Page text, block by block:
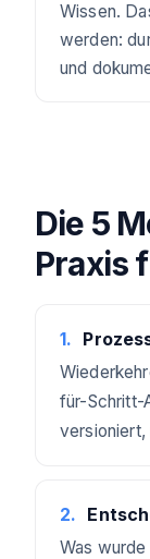
Wissen.
werden:
und
Die 5
Praxis
1.
für-Schritt-
versioniert,
2.
Was